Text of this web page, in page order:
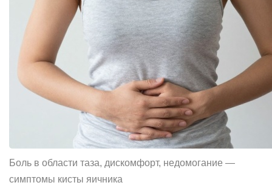
Боль в области таза, дискомфорт, недомогание —
симптомы кисты яичника